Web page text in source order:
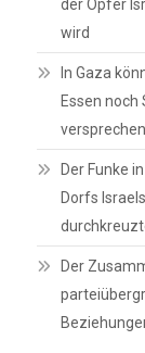
der Opfer
wird
In Gaza
Essen
versprechen
Der Funke
Dorfs
Der